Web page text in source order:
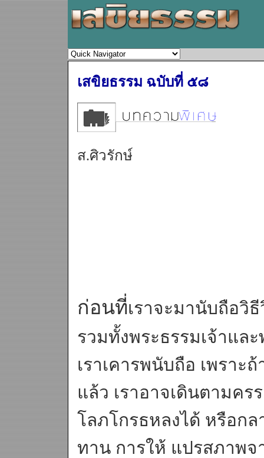
เสขิยธรรม ฉบับที่ ๕๘
ส.ศิวรักษ์
ก่อนที่เราจะมานับถือวิ
รวมทั้งพระธรรมเจ้าแล
เราเคารพนับถือ เพราะ
แล้ว เราอาจเดินตามคร
โลภโกรธหลงได้ หรือก
ทาน การให้ แปรสภาพจ